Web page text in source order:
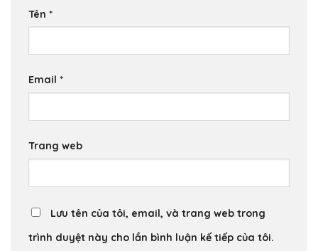
Tên *
Email *
Trang web
Lưu tên của tôi, email, và trang web trong
trình duyệt này cho lần bình luận kế tiếp của tôi.